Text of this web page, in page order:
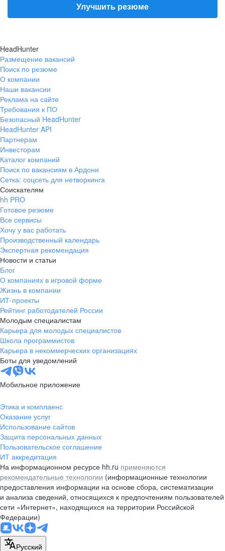
Улучшить резюме
HeadHunter
Размещение вакансий
Поиск по резюме
О компании
Наши вакансии
Реклама на сайте
Требования к ПО
Безопасный HeadHunter
HeadHunter API
Партнерам
Инвесторам
Каталог компаний
Поиск по вакансиям в Ардони
Сетка: соцсеть для нетворкинга
Соискателям
hh PRO
Готовое резюме
Все сервисы
Хочу у вас работать
Производственный календарь
Экспертная рекомендация
Новости и статьи
Блог
О компаниях в игровой форме
Жизнь в компании
ИТ-проекты
Рейтинг работодателей России
Молодым специалистам
Карьера для молодых специалистов
Школа программистов
Карьера в некоммерческих организациях
Боты для уведомлений
Мобильное приложение
Этика и комплаенс
Оказание услуг
Использование сайтов
Защита персональных данных
Пользовательское соглашение
ИТ аккредитация
На информационном ресурсе hh.ru применяются
рекомендательные технологии (информационные технологии
предоставления информации на основе сбора, систематизации
и анализа сведений, относящихся к предпочтениям пользователей
сети «Интернет», находящихся на территории Российской
Федерации)
Русский